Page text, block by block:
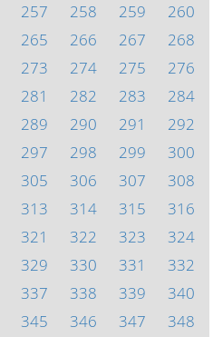
257 258 259
260
265 266 267
268
273 274 275
276
281 282 283
284
289 290 291
292
297 298 299
300
305 306 307
308
313 314 315
316
321 322 323
324
329 330 331
332
337 338 339
340
345 346 347 348